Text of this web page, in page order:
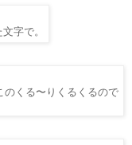
字で。
のくる〜りくるくるので